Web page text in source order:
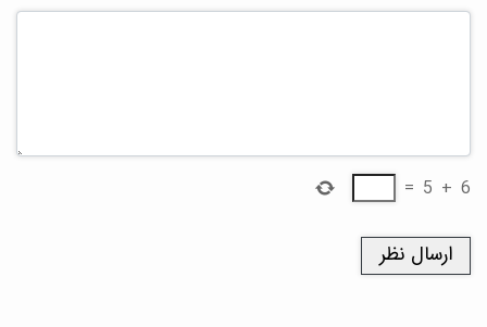
6
+
5
=